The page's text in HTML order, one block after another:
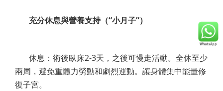
充分休息與營養支持（“小月子”）
休息：術後臥床2-3天，之後可慢走活動。全休至少
兩周，避免重體力勞動和劇烈運動。讓身體集中能量修
復子宮。